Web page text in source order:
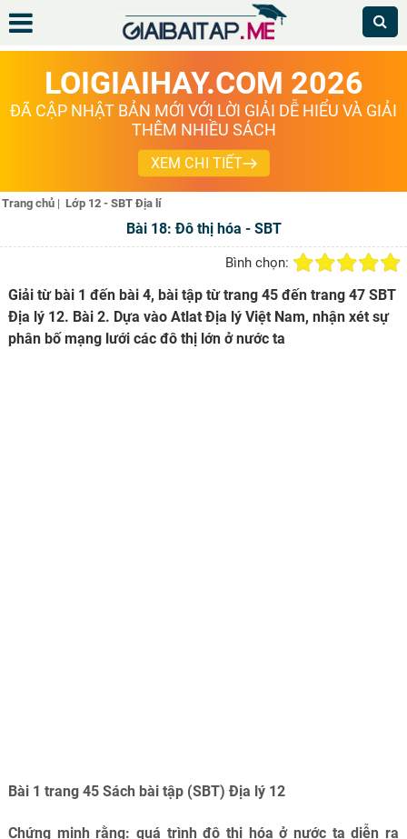
LOIGIAIHAY.COM 2026
ĐÃ CẬP NHẬT BẢN MỚI VỚI LỜI GIẢI DỄ HIỂU VÀ GIẢI
THÊM NHIỀU SÁCH
XEM CHI TIẾT
Trang chủ | Lớp 12 - SBT Địa lí
Bài 18: Đô thị hóa - SBT
Bình chọn:
Giải từ bài 1 đến bài 4, bài tập từ trang 45 đến trang 47 SBT
Địa lý 12. Bài 2. Dựa vào Atlat Địa lý Việt Nam, nhận xét sự
phân bố mạng lưới các đô thị lớn ở nước ta
Bài 1 trang 45 Sách bài tập (SBT) Địa lý 12
Chứng minh rằng: quá trình đô thị hóa ở nước ta diễn ra